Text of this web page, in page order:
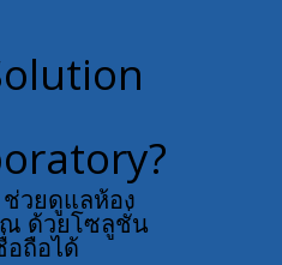
ช่วยดูแลห้อง
ด้วยโซลูชั่น
อถือได้